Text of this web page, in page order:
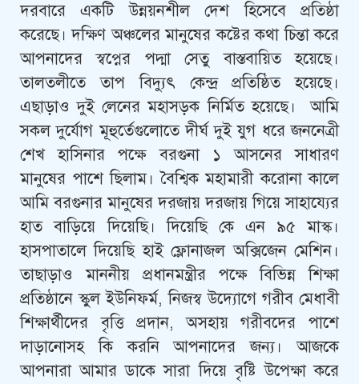
দরবারে একটি উন্নয়নশীল দেশ হিসেবে প্রতিষ্ঠা
করেছে। দক্ষিণ অঞ্চলের মানুষের কষ্টের কথা চিন্তা করে
আপনাদের স্বপ্নের পদ্মা সেতু বাস্তবায়িত হয়েছে।
তালতলীতে তাপ বিদ্যুৎ কেন্দ্র প্রতিষ্ঠিত হয়েছে।
এছাড়াও দুই লেনের মহাসড়ক নির্মিত হয়েছে। আমি
সকল দুর্যোগ মূহুর্তেগুলোতে দীর্ঘ দুই যুগ ধরে জননেত্রী
শেখ হাসিনার পক্ষে বরগুনা ১ আসনের সাধারণ
মানুষের পাশে ছিলাম। বৈশ্বিক মহামারী করোনা কালে
আমি বরগুনার মানুষের দরজায় দরজায় গিয়ে সাহায্যের
হাত বাড়িয়ে দিয়েছি। দিয়েছি কে এন ৯৫ মাস্ক।
হাসপাতালে দিয়েছি হাই ফ্লোনাজল অক্সিজেন মেশিন।
তাছাড়াও মাননীয় প্রধানমন্ত্রীর পক্ষে বিভিন্ন শিক্ষা
প্রতিষ্ঠানে স্কুল ইউনিফর্ম, নিজস্ব উদ্যোগে গরীব মেধাবী
শিক্ষার্থীদের বৃত্তি প্রদান, অসহায় গরীবদের পাশে
দাড়ানোসহ কি করনি আপনাদের জন্য। আজকে
আপনারা আমার ডাকে সারা দিয়ে বৃষ্টি উপেক্ষা করে